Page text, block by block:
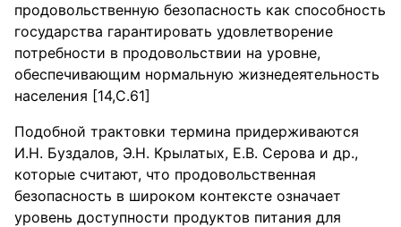
продовольственную безопасность как способность
государства гарантировать удовлетворение
потребности в продовольствии на уровне,
обеспечивающим нормальную жизнедеятельность
населения [14,С.61]
Подобной трактовки термина придерживаются
И.Н. Буздалов, Э.Н. Крылатых, Е.В. Серова и др.,
которые считают, что продовольственная
безопасность в широком контексте означает
уровень доступности продуктов питания для